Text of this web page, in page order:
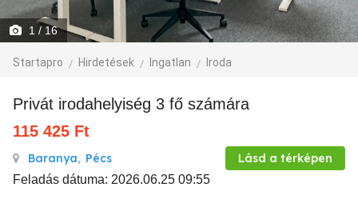
1 / 16
Startapro Hirdetések Ingatlan Iroda
Privát irodahelyiség 3 fő számára
115 425 Ft
Baranya, Pécs Lásd a térképen
Feladás dátuma: 2026.06.25 09:55